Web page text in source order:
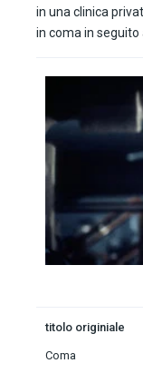
in una clinica
in coma in
titolo originiale
Coma